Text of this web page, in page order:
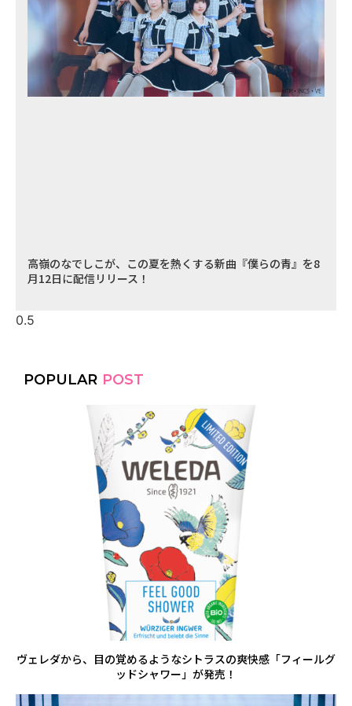
高嶺のなでしこが、この夏を熱くする新曲『僕らの青』を8
月12日に配信リリース！
POPULAR POST
ヴェレダから、目の覚めるようなシトラスの爽快感「フィールグ
ッドシャワー」が発売！